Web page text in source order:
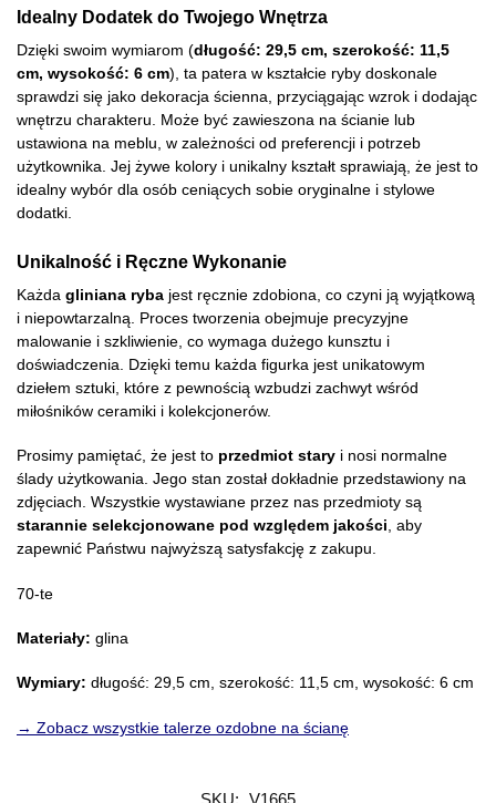
Idealny Dodatek do Twojego Wnętrza
Dzięki swoim wymiarom (długość: 29,5 cm, szerokość: 11,5
cm, wysokość: 6 cm), ta patera w kształcie ryby doskonale
sprawdzi się jako dekoracja ścienna, przyciągając wzrok i dodając
wnętrzu charakteru. Może być zawieszona na ścianie lub
ustawiona na meblu, w zależności od preferencji i potrzeb
użytkownika. Jej żywe kolory i unikalny kształt sprawiają, że jest to
idealny wybór dla osób ceniących sobie oryginalne i stylowe
dodatki.
Unikalność i Ręczne Wykonanie
Każda gliniana ryba jest ręcznie zdobiona, co czyni ją wyjątkową
i niepowtarzalną. Proces tworzenia obejmuje precyzyjne
malowanie i szkliwienie, co wymaga dużego kunsztu i
doświadczenia. Dzięki temu każda figurka jest unikatowym
dziełem sztuki, które z pewnością wzbudzi zachwyt wśród
miłośników ceramiki i kolekcjonerów.
Prosimy pamiętać, że jest to przedmiot stary i nosi normalne
ślady użytkowania. Jego stan został dokładnie przedstawiony na
zdjęciach. Wszystkie wystawiane przez nas przedmioty są
starannie selekcjonowane pod względem jakości , aby
zapewnić Państwu najwyższą satysfakcję z zakupu.
70-te
Materiały: glina
Wymiary: długość: 29,5 cm, szerokość: 11,5 cm, wysokość: 6 cm
→ Zobacz wszystkie talerze ozdobne na ścianę